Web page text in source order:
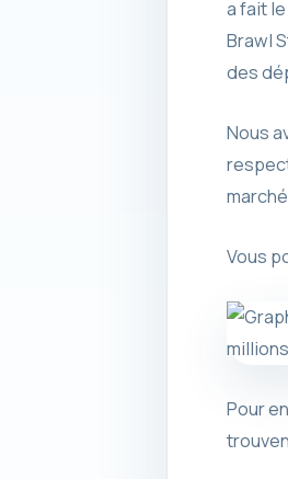
a fait
Brawl
des
Nous
Vous
Pour